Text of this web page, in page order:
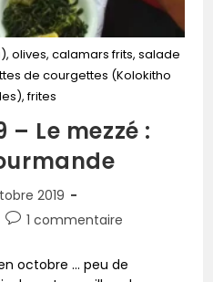
olives, calamars frits, salade
de courgettes (Kolokitho
frites
– Le mezzé :
2019
1 commentaire
octobre ... peu de